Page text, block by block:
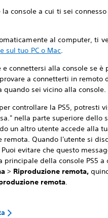
console a cui ti sei
al computer, ti
sul tuo PC o Mac.
connettersi alla console se è
a connetterti in remoto
sei vicino alla console.
controllare la PS5, potresti
nella parte superiore dello
un altro utente accede alla
remota. Quando l'utente si
evitare che questo
della console PS5 a
> Riproduzione remota,
remota.